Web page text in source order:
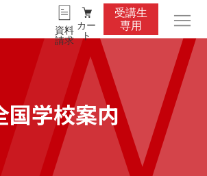
資料
請求
カー
ト
受講生
専用
国学校案内